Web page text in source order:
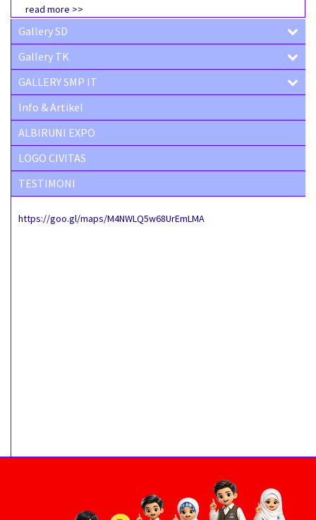
read more >>
Gallery SD
Gallery TK
GALLERY SMP IT
Info & Artikel
ALBIRUNI EXPO
LOGO CIVITAS
TESTIMONI
https://goo.gl/maps/M4NWLQ5w68UrEmLMA